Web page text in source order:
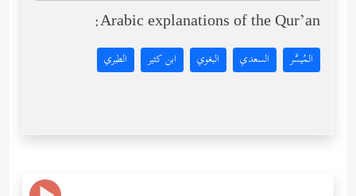
Arabic explanations of the Qur’an:
المُيسَّر السعدي البغوي ابن كثير الطبري